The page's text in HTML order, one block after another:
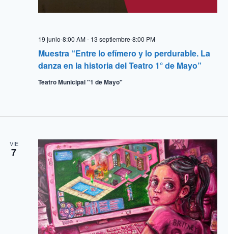
Muestra “Entre lo efímero y lo perdurable. La
danza en la historia del Teatro 1° de Mayo”
19 junio-8:00 AM- 13 septiembre-8:00 PM
Teatro Municipal "1 de Mayo"
VIE
7